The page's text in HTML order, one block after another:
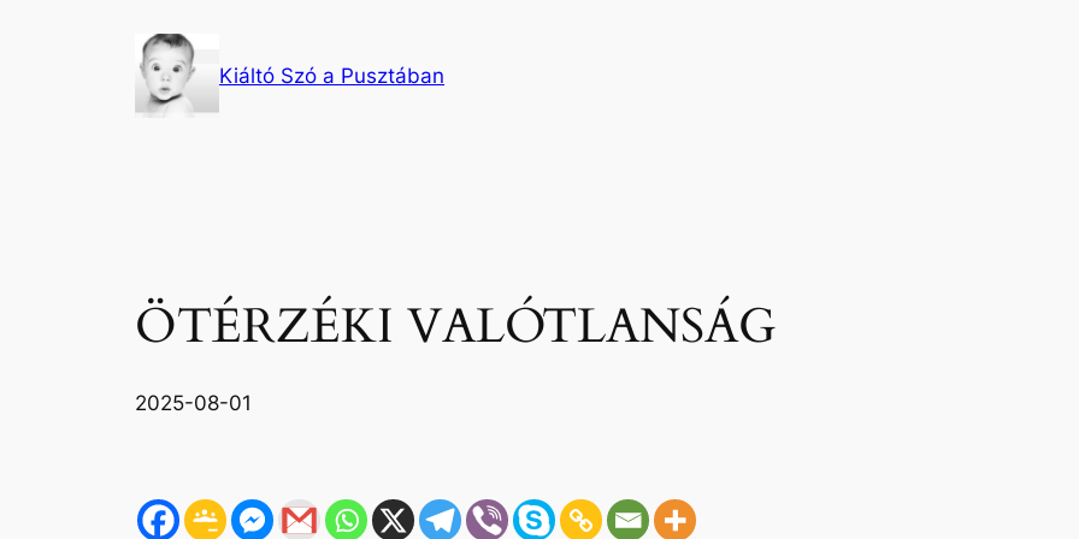
Kiáltó Szó a Pusztában
ÖTÉRZÉKI VALÓTLANSÁG
2025-08-01